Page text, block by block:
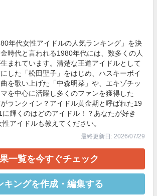
年代女性アイドルの人気ランキング」を決
時代と言われる1980年代には、数多くの人
まれています。清楚な王道アイドルとして
した「松田聖子」をはじめ、ハスキーボイ
を歌い上げた「中森明菜」や、エキゾチッ
を中心に活躍し多くのファンを獲得した
がランクイン？アイドル黄金期と呼ばれた19
輝くのはどのアイドル！？あなたが好き
アイドルも教えてください。
最終更新日: 2026/07/29
一覧を今すぐチェック
キングを作成・編集する